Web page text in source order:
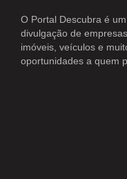
O Portal Descubra é
divulgação de
imóveis, veículos e
oportunidades a quem